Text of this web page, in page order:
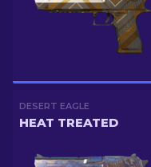
DESERT EAGLE
HEAT TREATED